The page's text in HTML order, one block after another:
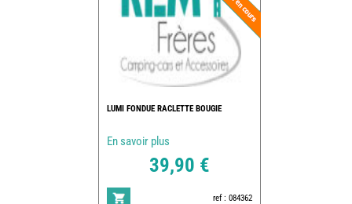
LUMI FONDUE RACLETTE BOUGIE
En savoir plus
39,90 €
ref : 084362